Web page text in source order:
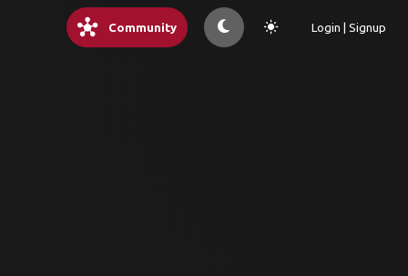
hub Community light_mode Login | Signup